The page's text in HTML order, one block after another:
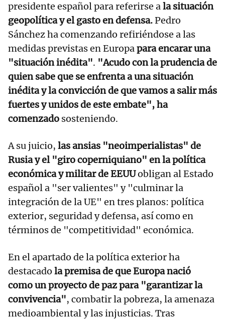
presidente español para referirse ala situación
geopolítica y el gasto en defensa.Pedro
Sánchez ha comenzando refiriéndose a las
medidas previstas en Europapara encarar una
"situación inédita". "Acudo con la prudencia de
quien sabe que se enfrenta a una situación
inédita y la convicción de que vamos a salir más
fuertes y unidos de este embate", ha
comenzado sosteniendo.
A su juicio, las ansias "neoimperialistas" de
Rusia y el "giro coperniquiano" en la política
económica y militar de EEUUobligan al Estado
español a "ser valientes" y "culminar la
integración de la UE" en tres planos: política
exterior, seguridad y defensa, así como en
términos de "competitividad" económica.
En el apartado de la política exterior ha
destacado la premisa de que Europa nació
como un proyecto de paz para "garantizar la
convivencia", combatir la pobreza, la amenaza
medioambiental y las injusticias. Tras